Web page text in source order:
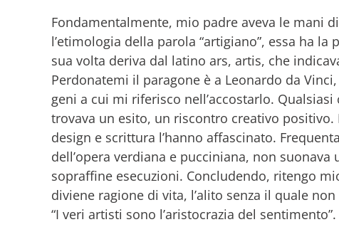
Fondamentalmente, mio padre aveva le mani
l’etimologia della parola “artigiano”, essa ha
sua volta deriva dal latino ars, artis, che
Perdonatemi il paragone è a Leonardo da
geni a cui mi riferisco nell’accostarlo.
trovava un esito, un riscontro creativo
design e scrittura l’hanno affascinato.
dell’opera verdiana e pucciniana, non
sopraffine esecuzioni. Concludendo, ritengo
diviene ragione di vita, l’alito senza il quale
“I veri artisti sono l’aristocrazia del sentimento”.